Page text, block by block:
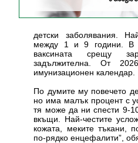
детски заболявания.
между 1 и 9 години. В
ваксината срещу
задължителна. От
имунизационен календар.
По думите му повечето
но има малък процент с
тя може да ни спести 9-
вкъщи. Най-честите
кожата, меките тъкани,
по-рядко енцефалити”,